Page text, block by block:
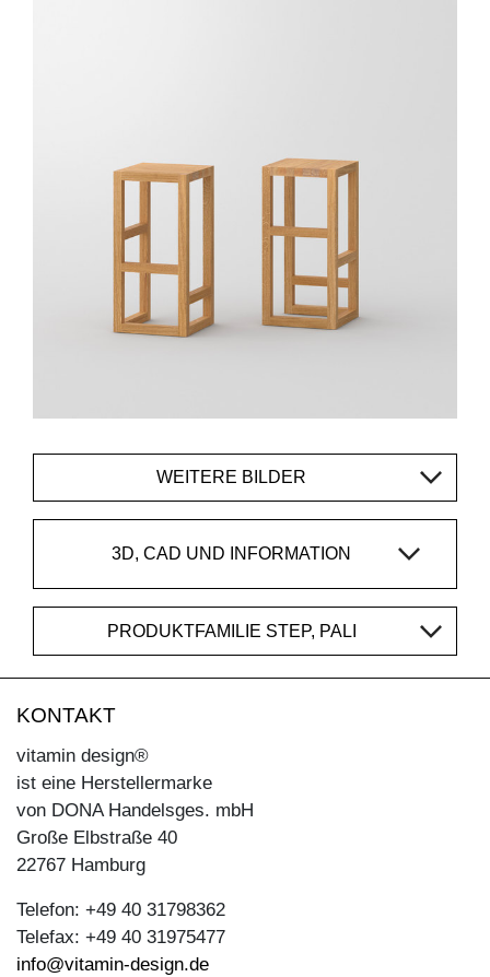
WEITERE BILDER
3D, CAD UND INFORMATION
PRODUKTFAMILIE STEP, PALI
KONTAKT
vitamin design®
ist eine Herstellermarke
von DONA Handelsges. mbH
Große Elbstraße 40
22767 Hamburg
Telefon: +49 40 31798362
Telefax: +49 40 31975477
info@vitamin-design.de